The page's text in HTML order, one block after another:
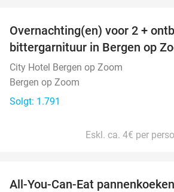
Overnachting(en) voor 2 +
bittergarnituur in Bergen op
City Hotel Bergen op Zoom
Bergen op Zoom
Solgt: 1.791
Eskl. ca. 4€ per
All-You-Can-Eat